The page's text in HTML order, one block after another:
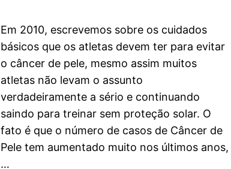
Em 2010, escrevemos sobre os cuidados
básicos que os atletas devem ter para evitar
o câncer de pele, mesmo assim muitos
atletas não levam o assunto
verdadeiramente a sério e continuando
saindo para treinar sem proteção solar. O
fato é que o número de casos de Câncer de
Pele tem aumentado muito nos últimos anos,
…